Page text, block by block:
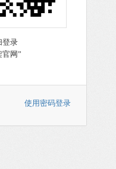
使用密码登录